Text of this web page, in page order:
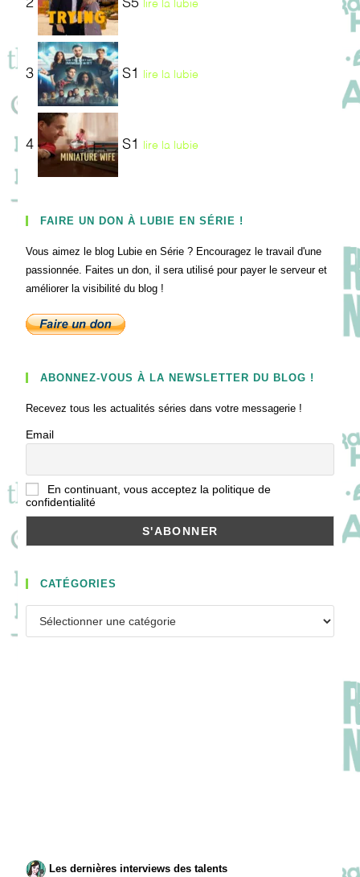
lire la lubie
3 S1 lire la lubie
4 S1 lire la lubie
FAIRE UN DON À LUBIE EN SÉRIE !
Vous aimez le blog Lubie en Série ? Encouragez le travail d'une
passionnée. Faites un don, il sera utilisé pour payer le serveur et
améliorer la visibilité du blog !
ABONNEZ-VOUS À LA NEWSLETTER DU BLOG !
Recevez tous les actualités séries dans votre messagerie !
Email
En continuant, vous acceptez la politique de
confidentialité
CATÉGORIES
Catégories
Les dernières interviews des talents